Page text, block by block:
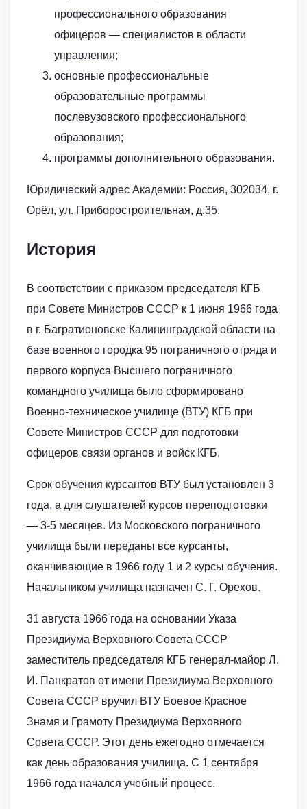
профессионального образования
офицеров — специалистов в области
управления;
основные профессиональные
образовательные программы
послевузовского профессионального
образования;
программы дополнительного образования.
Юридический адрес Академии: Россия, 302034, г.
Орёл, ул. Приборостроительная, д.35.
История
В соответствии с приказом председателя КГБ
при Совете Министров СССР к 1 июня 1966 года
в г. Багратионовске Калининградской области на
базе военного городка 95 пограничного отряда и
первого корпуса Высшего пограничного
командного училища было сформировано
Военно-техническое училище (ВТУ) КГБ при
Совете Министров СССР для подготовки
офицеров связи органов и войск КГБ.
Срок обучения курсантов ВТУ был установлен 3
года, а для слушателей курсов переподготовки
— 3-5 месяцев. Из Московского пограничного
училища были переданы все курсанты,
оканчивающие в 1966 году 1 и 2 курсы обучения.
Начальником училища назначен С. Г. Орехов.
31 августа 1966 года на основании Указа
Президиума Верховного Совета СССР
заместитель председателя КГБ генерал-майор Л.
И. Панкратов от имени Президиума Верховного
Совета СССР вручил ВТУ Боевое Красное
Знамя и Грамоту Президиума Верховного
Совета СССР. Этот день ежегодно отмечается
как день образования училища. С 1 сентября
1966 года начался учебный процесс.